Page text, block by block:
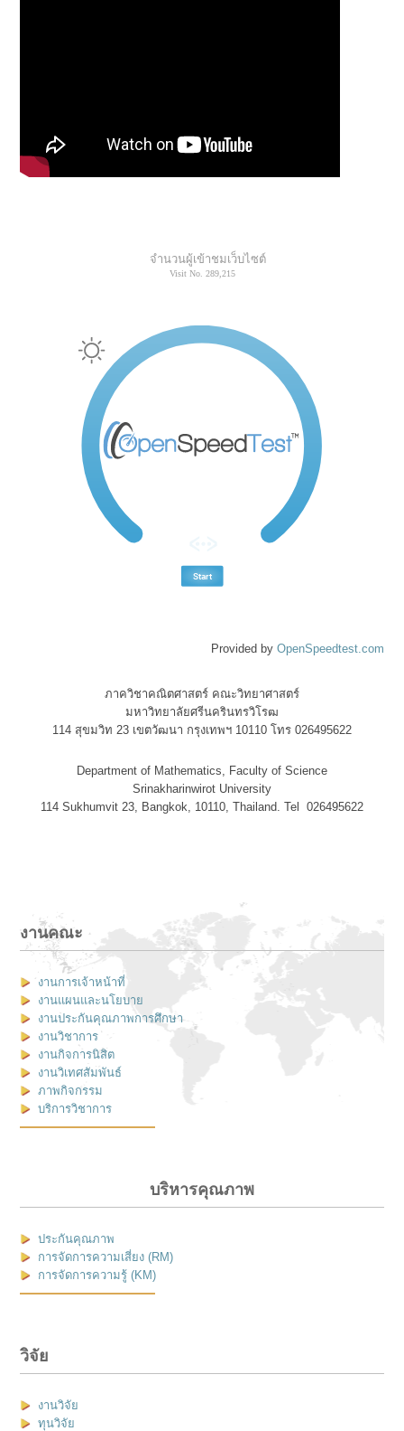
จำนวนผู้เข้าชมเว็บไซต์
Provided by OpenSpeedtest.com
ภาควิชาคณิตศาสตร์ คณะวิทยาศาสตร์
มหาวิทยาลัยศรีนครินทรวิโรฒ
114 สุขมวิท 23 เขตวัฒนา กรุงเทพฯ 10110 โทร 026495622
Department of Mathematics, Faculty of Science
Srinakharinwirot University
114 Sukhumvit 23, Bangkok, 10110, Thailand. Tel 026495622
งานคณะ
งานการเจ้าหน้าที่
งานแผนและนโยบาย
งานประกันคุณภาพการศึกษา
งานวิชาการ
งานกิจการนิสิต
งานวิเทศสัมพันธ์
ภาพกิจกรรม
บริการวิชาการ
บริหารคุณภาพ
ประกันคุณภาพ
การจัดการความเสี่ยง (RM)
การจัดการความรู้ (KM)
วิจัย
งานวิจัย
ทุนวิจัย